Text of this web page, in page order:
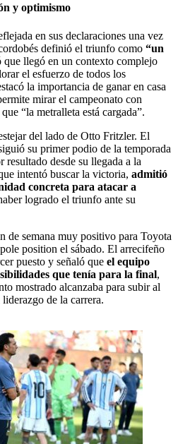
y optimismo
en sus declaraciones una vez
definió el triunfo como “un
que llegó en un contexto complejo
el esfuerzo de todos los
la importancia de ganar en casa
mirar el campeonato con
“la metralleta está cargada”.
del lado de Otto Fritzler. El
su primer podio de la temporada
desde su llegada a la
intentó buscar la victoria, admitió
concreta para atacar a
logrado el triunfo ante su
de semana muy positivo para Toyota
position el sábado. El arrecifeño
puesto y señaló que el equipo
que tenía para la final,
mostrado alcanzaba para subir al
de la carrera.